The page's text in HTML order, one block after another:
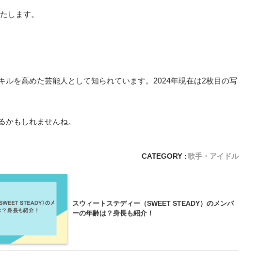
します。
を高めた芸能人として知られています。2024年現在は2枚目の写
もしれませんね。
CATEGORY :歌手・アイドル
スウィートステディー（SWEET STEADY）のメンバ
ーの年齢は？身長も紹介！